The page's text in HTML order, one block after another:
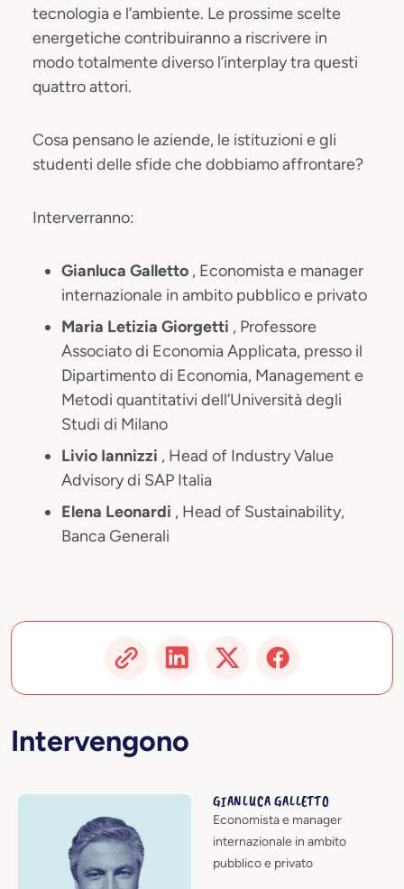
tecnologia e l’ambiente. Le prossime scelte
energetiche contribuiranno a riscrivere in
modo totalmente diverso l’interplay tra questi
quattro attori.
Cosa pensano le aziende, le istituzioni e gli
studenti delle sfide che dobbiamo affrontare?
Interverranno:
Gianluca Galletto , Economista e manager
internazionale in ambito pubblico e privato
Maria Letizia Giorgetti , Professore
Associato di Economia Applicata, presso il
Dipartimento di Economia, Management e
Metodi quantitativi dell’Università degli
Studi di Milano
Livio Iannizzi , Head of Industry Value
Advisory di SAP Italia
Elena Leonardi , Head of Sustainability,
Banca Generali
Intervengono
GIANLUCA GALLETTO
Economista e manager
internazionale in ambito
pubblico e privato